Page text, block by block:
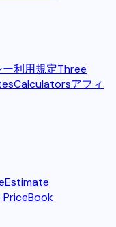
利用規定Three
Calculatorsアフィ
Estimate